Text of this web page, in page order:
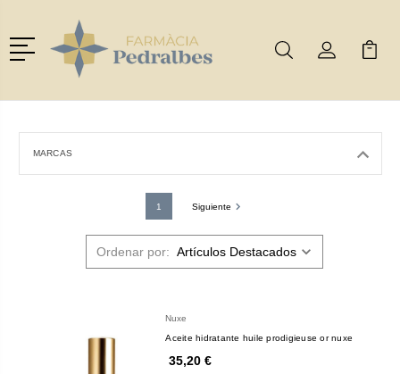
Menú
BuscarMi Cuenta
Mi
MARCAS
1 Siguiente
Ordenar por:
Nuxe
Aceite hidratante huile prodigieuse or nuxe
35,20 €